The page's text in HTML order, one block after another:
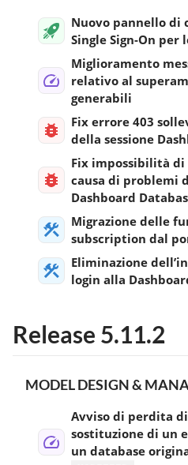
Nuovo pannello di
Single Sign-On per
Miglioramento
relativo al
generabili
Fix errore 403
della sessione
Fix impossibilità
causa di problemi
Dashboard
Migrazione delle
subscription dal
Eliminazione
login alla
Release 5.11.2
MODEL DESIGN &
Avviso di perdita
sostituzione di un
un database